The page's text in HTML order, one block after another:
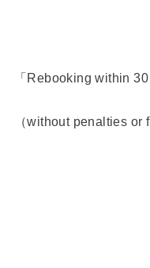
「Rebooking within
（without penalties or